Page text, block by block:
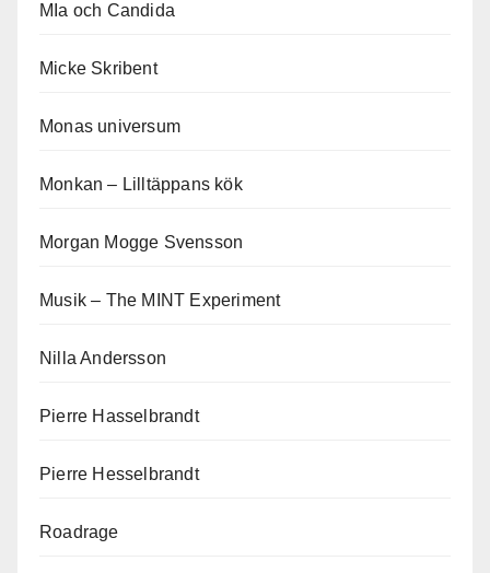
MIa och Candida
Micke Skribent
Monas universum
Monkan – Lilltäppans kök
Morgan Mogge Svensson
Musik – The MINT Experiment
Nilla Andersson
Pierre Hasselbrandt
Pierre Hesselbrandt
Roadrage